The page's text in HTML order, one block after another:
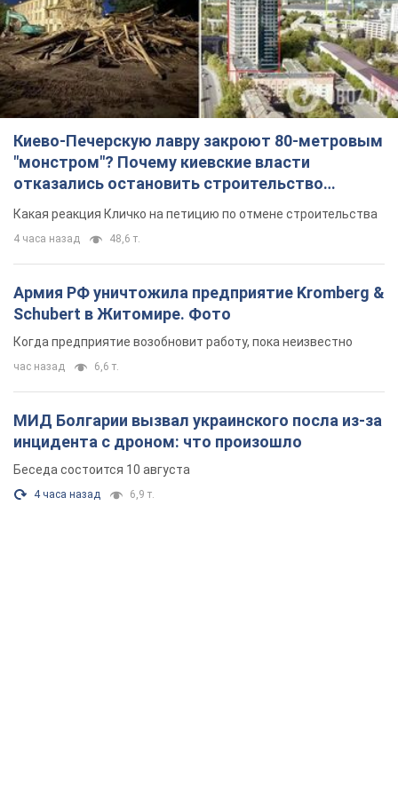
Киево-Печерскую лавру закроют 80-метровым
"монстром"? Почему киевские власти
отказались остановить строительство
небоскреба "московского верующего"
Какая реакция Кличко на петицию по отмене строительства
4 часа назад 48,6 т.
Армия РФ уничтожила предприятие Kromberg &
Schubert в Житомире. Фото
Когда предприятие возобновит работу, пока неизвестно
час назад 6,6 т.
МИД Болгарии вызвал украинского посла из-за
инцидента с дроном: что произошло
Беседа состоится 10 августа
4 часа назад 6,9 т.